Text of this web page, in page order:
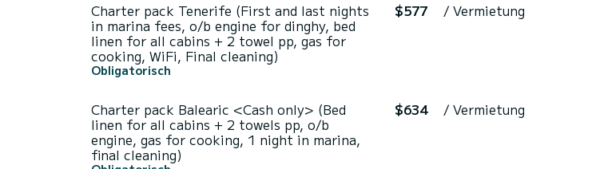
Charter pack Tenerife (First and last nights
in marina fees, o/b engine for dinghy, bed
linen for all cabins + 2 towel pp, gas for
cooking, WiFi, Final cleaning)
Obligatorisch
$577 / Vermietung
Charter pack Balearic <Cash only> (Bed
linen for all cabins + 2 towels pp, o/b
engine, gas for cooking, 1 night in marina,
final cleaning)
$634 / Vermietung